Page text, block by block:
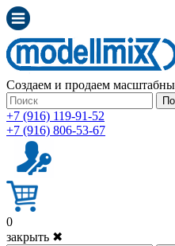
Создаем и продаем
+7 (916) 119-91-52
+7 (916) 806-53-67
0
закрыть ✖